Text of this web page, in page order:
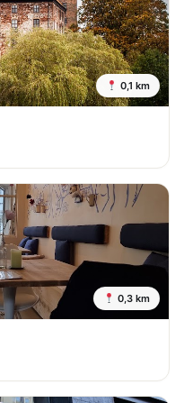
0,1 km
0,3 km